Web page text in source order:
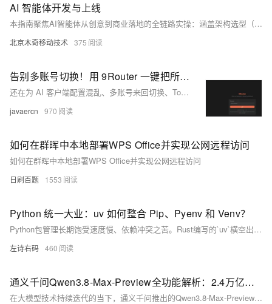
AI 智能体开发与上线
本指南聚焦AI智能体从创意到商业落地的全链路实操：涵盖架构选型（低代码vs代码级）、MCP协议集成、图工作流编排、记忆系统设计、Prompt结构化与自动化评估、LLMOps调优（延迟/成本/安全）、国内海外合规要点（备案、拟人化提示、数字水印、隐私授权）及灰度发布策略。240字
北京木奇移动技术 375
告别多账号切换！用 9Router 一键把所有 AI 模型变成一个 API，Cursor/Cline 直接起飞
还在为 AI 客户端配置混乱、多账号来回切换、Token 消耗过高而头疼？最近爆火的开源项目 9Router 彻底解决了这些痛点！它能把 OpenAI、Claude、Gemini、Copilot、Ollama 等所有主流 AI 服务，统一成一个标准的 OpenAI API 接口，不管是 Cursor、Cline 还是 Cherry Studio、OpenWebUI，直接用一个地址就能调用所有模型，还自带 Token 压缩，大幅降低成本！本文从 0 开始带你用 Docker 一键部署，全程干货无废话。
javaercn 970
如何在群晖中本地部署WPS Office并实现公网远程访问
如何在群晖中本地部署WPS Office并实现公网远程访问
日刷百题 1553
Python 统一大业：uv 如何整合 Pip、Pyenv 和 Venv？
Python包管理长期饱受速度慢、依赖冲突之苦。Rust编写的`uv`横空出世——集Python版本管理、虚拟环境创建、依赖安装与锁定于一体，速度比pip快10–100倍，真正实现“All-in-One”极速开发体验。（239字）
左诗右码 460
通义千问Qwen3.8-Max-Preview全功能解析：2.4万亿参数旗舰模型深度使用指南
在大模型技术持续迭代的当下，通义千问推出的Qwen3.8-Max-Preview作为新一代旗舰预览版模型，凭借2.4万亿参数的超大规模、多模态融合能力与全场景适配特性，成为开发者与企业用户探索AI应用的核心工具。该模型采用稀疏混合专家（MoE）架构，是通义千问首个突破万亿参数的多模态模型，可同时处理文本、图像、视频与文档等多种数据形态，在全栈代码开发、复杂逻辑推理、长文档分析与多智能体协作等场景实现跨越式升级。本文将全面拆解Qwen3.8-Max-Preview的核心功能，详解API调用流程与配置方法，覆盖多场景实战技巧，帮助用户快速掌握这款旗舰模型的使用方法，充分释放其性能潜力。